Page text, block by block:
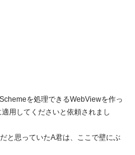
を処理できるWebViewを作っ
用してくださいと依頼されまし
と思っていたA君は、ここで壁にぶ